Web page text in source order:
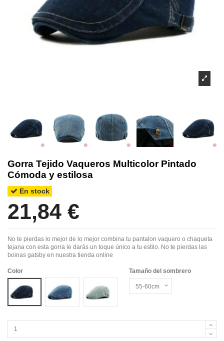
Gorra Tejido Vaqueros Multicolor Pintado
Cómoda y estilosa
En stock
21,84 €
No te pierdas lo mejor de lo mejor combina tu pantalon vaquero o chaqueta
tejana con esta gorra le darás un toque único a tu estilo. No te pierdas las
boinas gatsby en nuestra tienda online
Color
denim
Tamaño del sombrero